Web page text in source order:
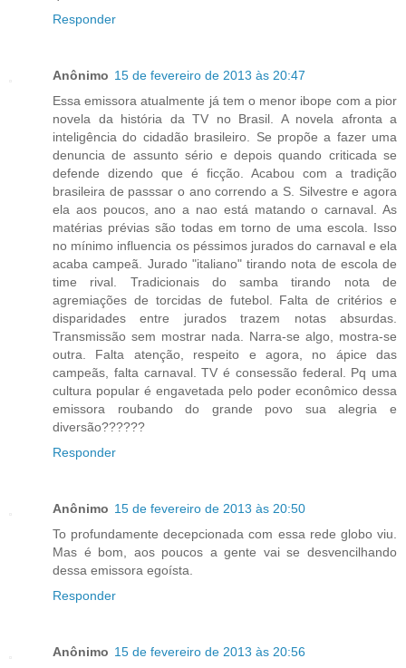
Responder
Anônimo 15 de fevereiro de 2013 às 20:47
Essa emissora atualmente já tem o menor ibope com a pior
novela da história da TV no Brasil. A novela afronta a
inteligência do cidadão brasileiro. Se propõe a fazer uma
denuncia de assunto sério e depois quando criticada se
defende dizendo que é ficção. Acabou com a tradição
brasileira de passsar o ano correndo a S. Silvestre e agora
ela aos poucos, ano a nao está matando o carnaval. As
matérias prévias são todas em torno de uma escola. Isso
no mínimo influencia os péssimos jurados do carnaval e ela
acaba campeã. Jurado "italiano" tirando nota de escola de
time rival. Tradicionais do samba tirando nota de
agremiações de torcidas de futebol. Falta de critérios e
disparidades entre jurados trazem notas absurdas.
Transmissão sem mostrar nada. Narra-se algo, mostra-se
outra. Falta atenção, respeito e agora, no ápice das
campeãs, falta carnaval. TV é consessão federal. Pq uma
cultura popular é engavetada pelo poder econômico dessa
emissora roubando do grande povo sua alegria e
diversão??????
Responder
Anônimo 15 de fevereiro de 2013 às 20:50
To profundamente decepcionada com essa rede globo viu.
Mas é bom, aos poucos a gente vai se desvencilhando
dessa emissora egoísta.
Responder
Anônimo 15 de fevereiro de 2013 às 20:56